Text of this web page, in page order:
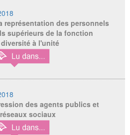
représentation des personnels
supérieurs de la fonction
à l'unité
des agents publics et
sociaux